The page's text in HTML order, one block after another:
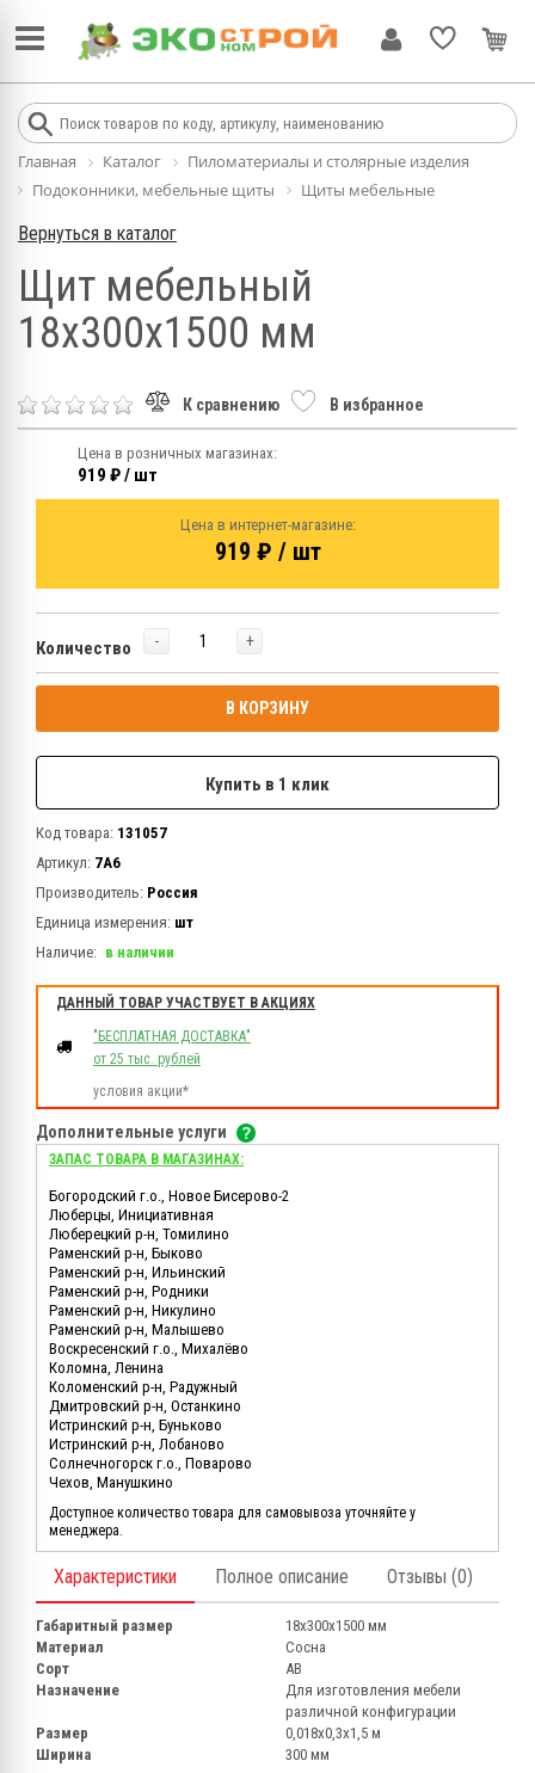
Главная Каталог
Пиломатериалы и столярные изделия
Подоконники, мебельные щиты
Щиты мебельные
Вернуться в каталог
Щит мебельный
18х300х1500 мм
К сравнению В избранное
Цена в розничных магазинах:
919 ₽ / шт
Цена в интернет-магазине:
919 ₽ / шт
Количество - +
В КОРЗИНУ
Купить в 1 клик
Код товара: 131057
Артикул: 7А6
Производитель: Россия
Единица измерения: шт
Наличие: в наличии
ДАННЫЙ ТОВАР УЧАСТВУЕТ В АКЦИЯХ
"БЕСПЛАТНАЯ ДОСТАВКА"
от 25 тыс. рублей
условия акции*
Дополнительные услуги
ЗАПАС ТОВАРА В МАГАЗИНАХ:
Богородский г.о., Новое Бисерово-2
Люберцы, Инициативная
Люберецкий р-н, Томилино
Раменский р-н, Быково
Раменский р-н, Ильинский
Раменский р-н, Родники
Раменский р-н, Никулино
Раменский р-н, Малышево
Воскресенский г.о., Михалёво
Коломна, Ленина
Коломенский р-н, Радужный
Дмитровский р-н, Останкино
Истринский р-н, Буньково
Истринский р-н, Лобаново
Солнечногорск г.о., Поварово
Чехов, Манушкино
Доступное количество товара для самовывоза уточняйте у
менеджера.
Характеристики Полное описание Отзывы (0)
Габаритный размер
18х300х1500 мм
Материал
Сосна
Сорт
АВ
Назначение
Для изготовления мебели
различной конфигурации
Размер
0,018х0,3х1,5 м
Ширина
300 мм